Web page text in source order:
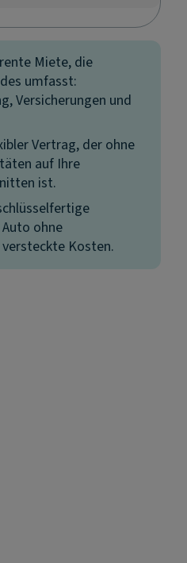
Miete, die
umfasst:
Versicherungen und
Vertrag, der ohne
auf Ihre
ist.
ohne
Kosten.